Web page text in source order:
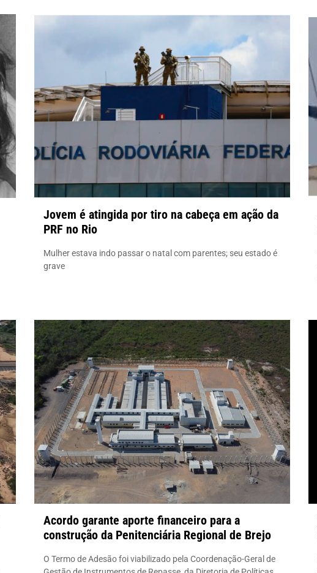
Jovem é atingida por tiro na cabeça em ação da
PRF no Rio
Mulher estava indo passar o natal com parentes; seu estado é
grave
Acordo garante aporte financeiro para a
construção da Penitenciária Regional de Brejo
O Termo de Adesão foi viabilizado pela Coordenação-Geral de